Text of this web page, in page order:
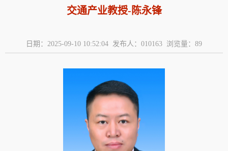
交通产业教授-陈永锋
日期：2025-09-10 10:52:04 发布人：010163 浏览量： 89